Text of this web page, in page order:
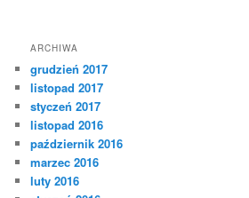
ARCHIWA
grudzień 2017
listopad 2017
styczeń 2017
listopad 2016
październik 2016
marzec 2016
luty 2016